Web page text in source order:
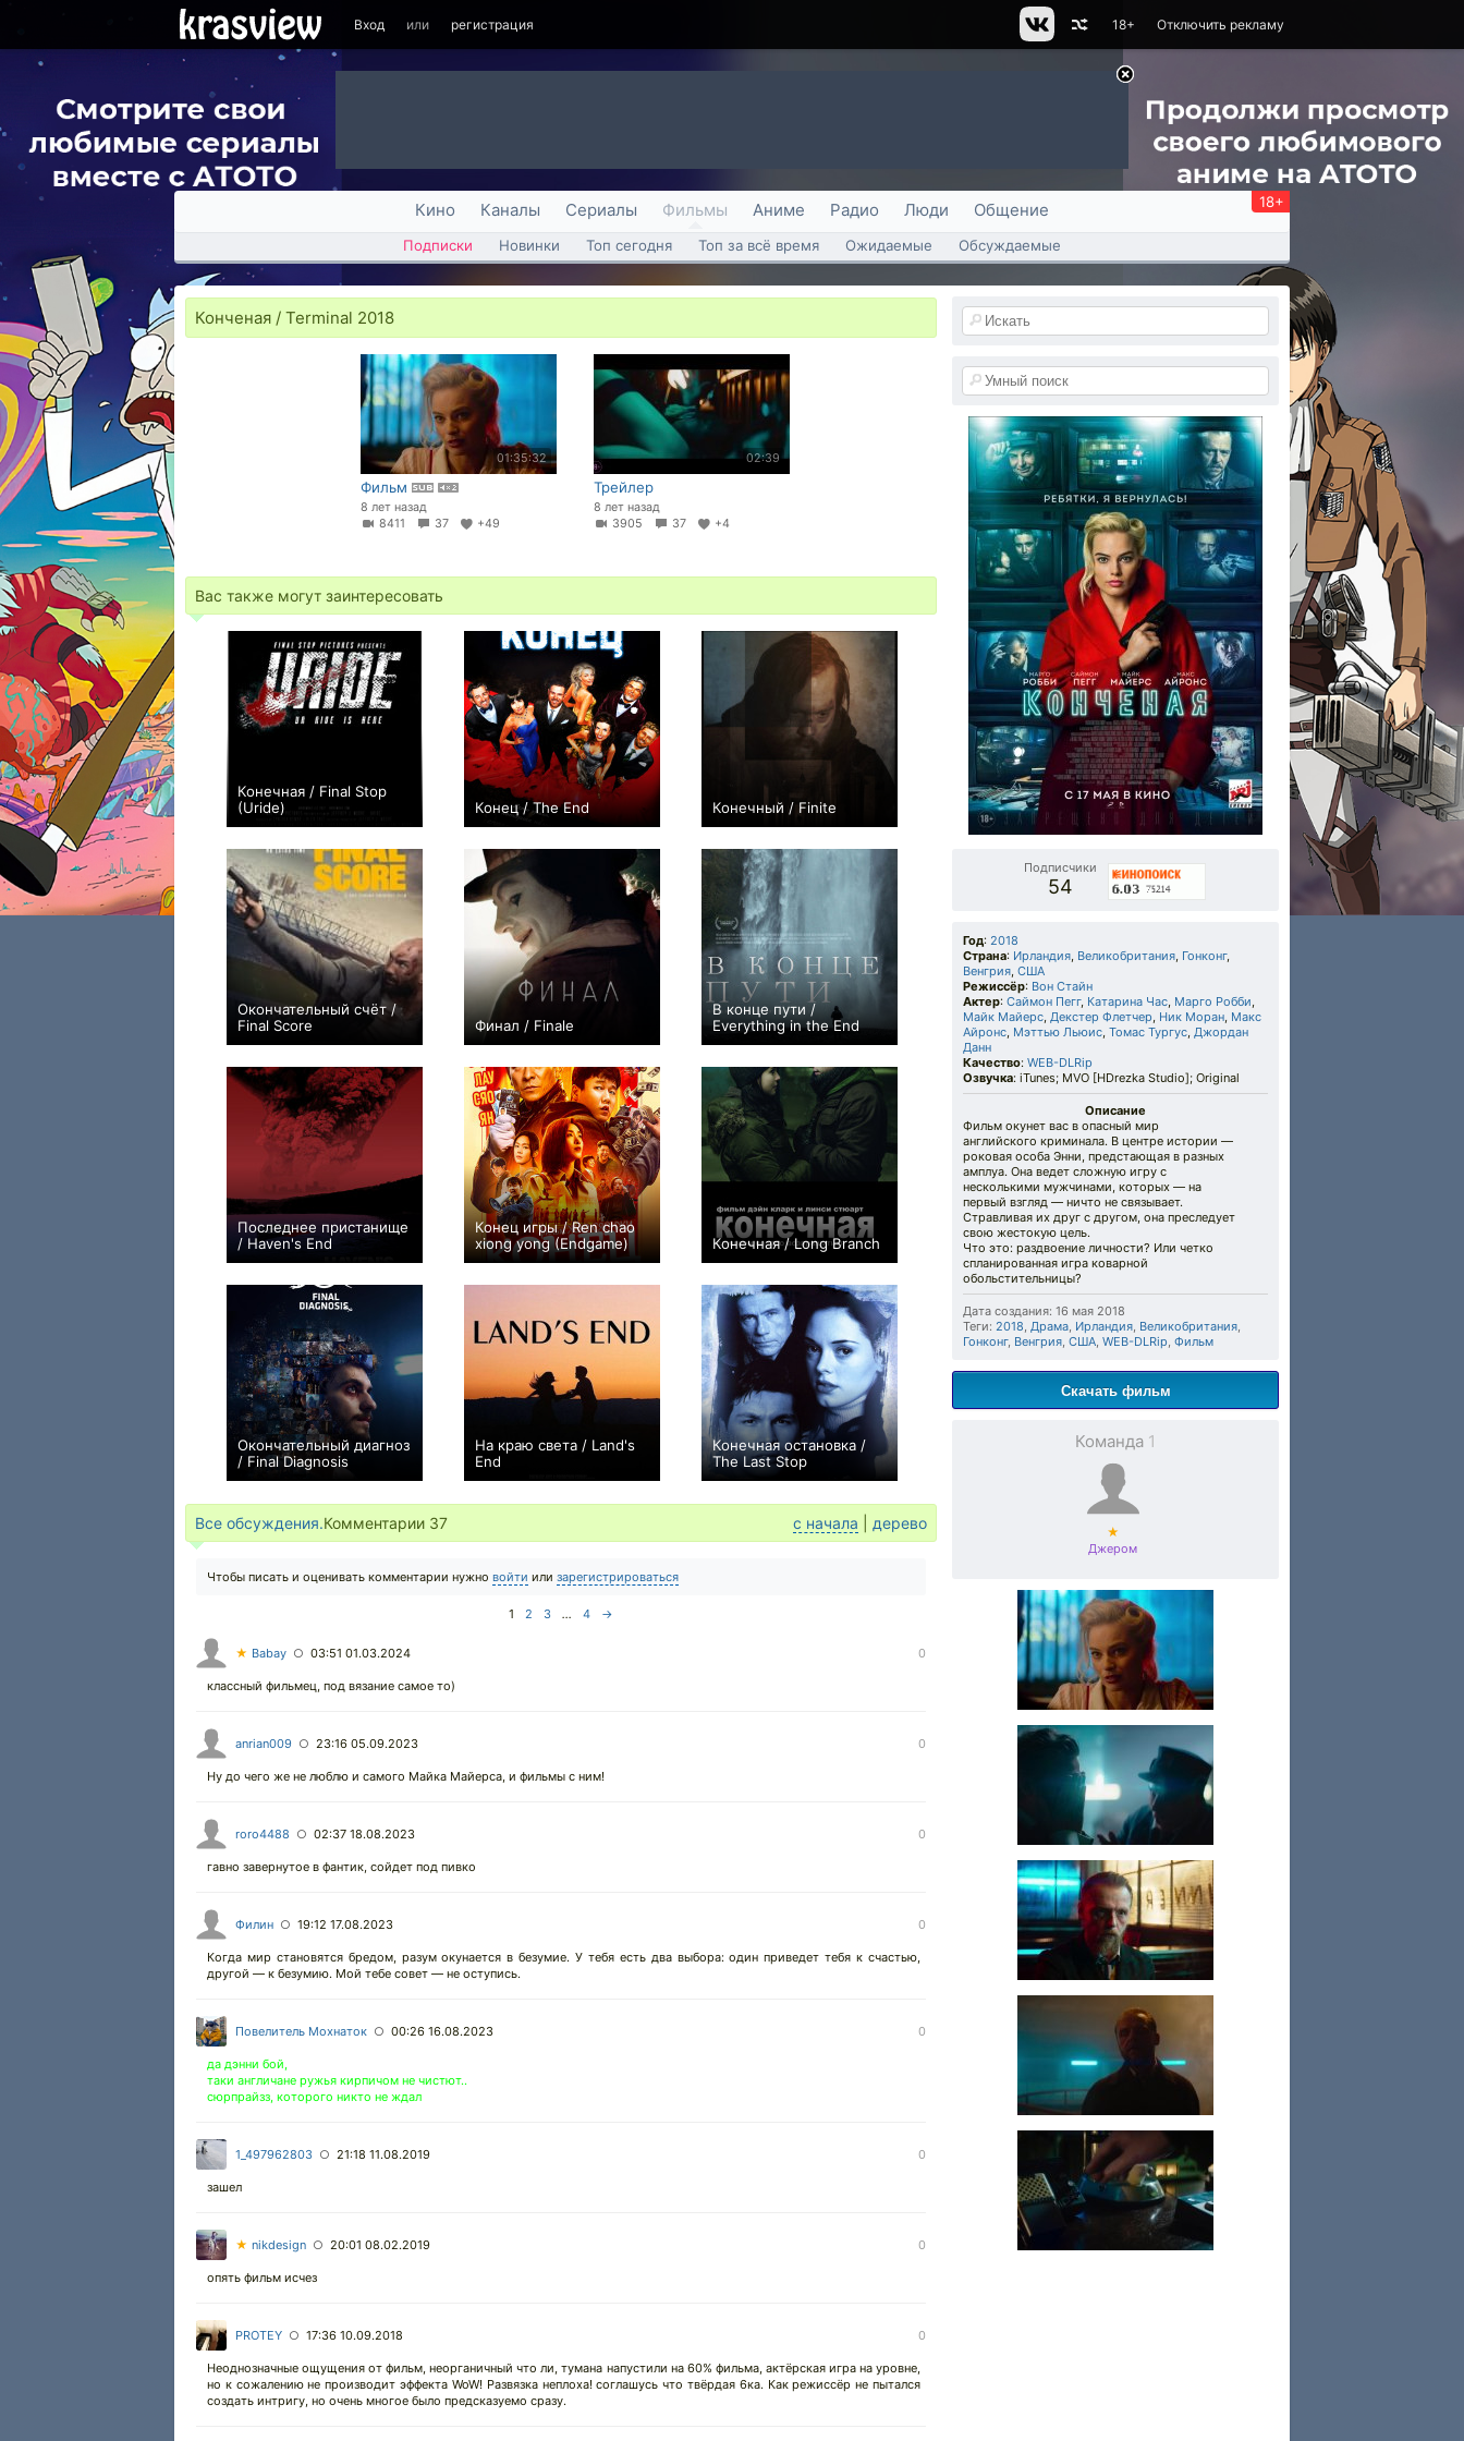
Вход или регистрация Отключить рекламу
18+
Кино Каналы Сериалы Фильмы Аниме Радио Люди Общение 18+
Подписки Новинки Топ сегодня Топ за всё время Ожидаемые Обсуждаемые
Конченая / Terminal 2018
01:35:32
Фильм
8 лет назад
8411
37 +49
02:39
Трейлер
8 лет назад
3905
37 +4
Вас также могут заинтересовать
Конечная / Final Stop
(Uride)
0
Конец / The End
0
Конечный / Finite
0
Окончательный счёт /
Final Score
+3
Финал / Finale
0
В конце пути /
Everything in the End
+1
Последнее пристанище
/ Haven's End
0
Конец игры / Ren chao
xiong yong (Endgame)
+1
Конечная / Long Branch
+1
Окончательный диагноз
/ Final Diagnosis
0
На краю света / Land's
End
0
Конечная остановка /
The Last Stop
+1
Все обсуждения.Комментарии 37 с начала дерево
Чтобы писать и оценивать комментарии нужно войти или зарегистрироваться
1 2 3 ... 4 →
★ Babay ○ 03:51 01.03.2024 0
классный фильмец, под вязание самое то)
anrian009 ○ 23:16 05.09.2023 0
Ну до чего же не люблю и самого Майка Майерса, и фильмы с ним!
roro4488 ○ 02:37 18.08.2023 0
гавно завернутое в фантик, сойдет под пивко
Филин ○ 19:12 17.08.2023 0
Когда мир становятся бредом, разум окунается в безумие. У тебя есть два выбора: один приведет тебя к счастью,
другой — к безумию. Мой тебе совет — не оступись.
Повелитель Мохнаток ○ 00:26 16.08.2023 0
да дэнни бой,
таки англичане ружья кирпичом не чистют..
сюрпрайзз, которого никто не ждал
1_497962803 ○ 21:18 11.08.2019 0
зашел
★ nikdesign ○ 20:01 08.02.2019 0
опять фильм исчез
PROTEY ○ 17:36 10.09.2018 0
Неоднозначные ощущения от фильм, неорганичный что ли, тумана напустили на 60% фильма, актёрская игра на уровне,
но к сожалению не производит эффекта WoW! Развязка неплоха! соглашусь что твёрдая 6ка. Как режиссёр не пытался
создать интригу, но очень многое было предсказуемо сразу.
Подписчики
54
Год: 2018
Страна: Ирландия, Великобритания, Гонконг,
Венгрия, США
Режиссёр: Вон Стайн
Актер: Саймон Пегг, Катарина Час, Марго Робби,
Майк Майерс, Декстер Флетчер, Ник Моран, Макс
Айронс, Мэттью Льюис, Томас Тургус, Джордан
Данн
Качество: WEB-DLRip
Озвучка: iTunes; MVO [HDrezka Studio]; Original
Описание
Фильм окунет вас в опасный мир
английского криминала. В центре истории —
роковая особа Энни, предстающая в разных
амплуа. Она ведет сложную игру с
несколькими мужчинами, которых — на
первый взгляд — ничто не связывает.
Стравливая их друг с другом, она преследует
свою жестокую цель.
Что это: раздвоение личности? Или четко
спланированная игра коварной
обольстительницы?
Дата создания: 16 мая 2018
Теги: 2018, Драма, Ирландия, Великобритания,
Гонконг, Венгрия, США, WEB-DLRip, Фильм
Скачать фильм
Команда 1
★
Джером